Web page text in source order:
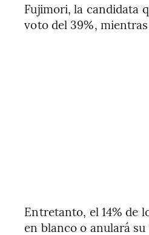
Fujimori, la candidata
voto del 39%,
Entretanto, el 14% de
en blanco o anulará